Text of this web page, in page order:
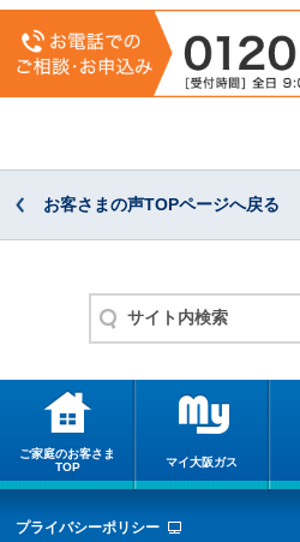
お客さまの声TOPページへ戻る
ご家庭のお客さま
TOP
マイ大阪ガス
プライバシーポリシー